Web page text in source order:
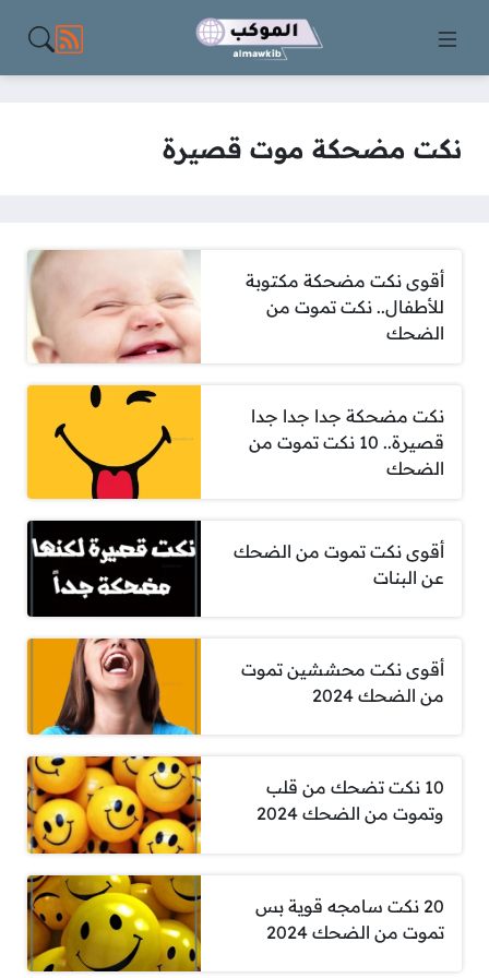
مواقع
نكت مضحكة موت قصيرة
أقوى نكت مضحكة مكتوبة
للأطفال.. نكت تموت من
الضحك
نكت مضحكة جدا جدا جدا
قصيرة.. 10 نكت تموت من
الضحك
أقوى نكت تموت من الضحك
عن البنات
أقوى نكت محششين تموت
من الضحك 2024
10 نكت تضحك من قلب
وتموت من الضحك 2024
20 نكت سامجه قوية بس
تموت من الضحك 2024